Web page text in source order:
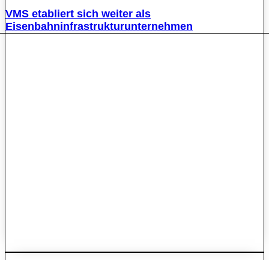
VMS etabliert sich weiter als
Eisenbahninfrastrukturunternehmen